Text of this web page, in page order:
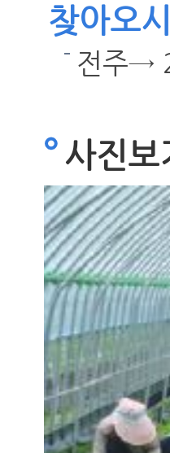
찾아오
전주→
사진보